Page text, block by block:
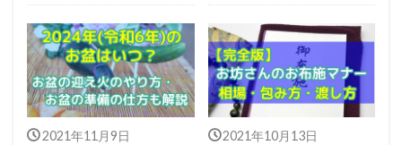
2021年11月9日
2021年10月13日